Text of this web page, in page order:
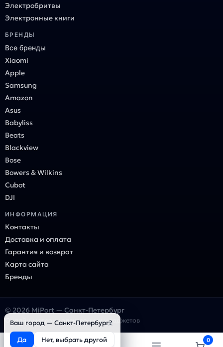
Электробритвы
Электронные книги
БРЕНДЫ
Все бренды
Xiaomi
Apple
Samsung
Amazon
Asus
Babyliss
Beats
Blackview
Bose
Bowers & Wilkins
Cubot
DJI
ИНФОРМАЦИЯ
Контакты
Доставка и оплата
Гарантия и возврат
Карта сайта
Бренды
© 2026 MiPort — Санкт-Петербург
Онлайн-магазин электроники и гаджетов
0
Ваш город — Санкт-Петербург?
Да
Нет, выбрать другой
×